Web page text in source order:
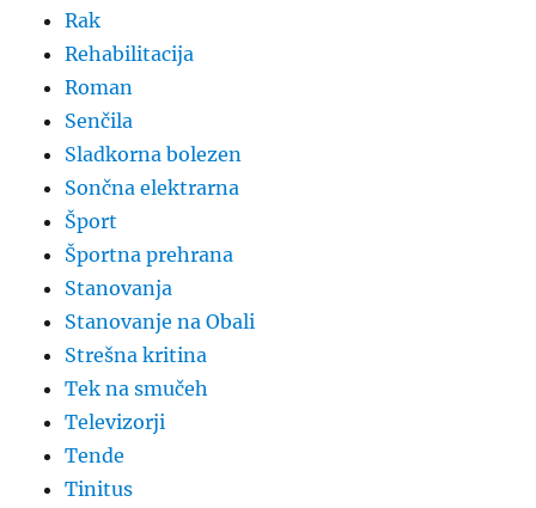
Rak
Rehabilitacija
Roman
Senčila
Sladkorna bolezen
Sončna elektrarna
Šport
Športna prehrana
Stanovanja
Stanovanje na Obali
Strešna kritina
Tek na smučeh
Televizorji
Tende
Tinitus